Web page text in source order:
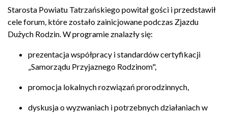
Starosta Powiatu Tatrzańskiego powitał gości i przedstawił
cele forum, które zostało zainicjowane podczas Zjazdu
Dużych Rodzin. W programie znalazły się:
prezentacja współpracy i standardów certyfikacji
„Samorządu Przyjaznego Rodzinom",
promocja lokalnych rozwiązań prorodzinnych,
dyskusja o wyzwaniach i potrzebnych działaniach w